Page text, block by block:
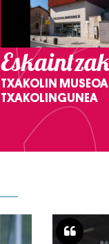
Eskaintzak
TXAKOLIN
TXAKOLINGUNEA